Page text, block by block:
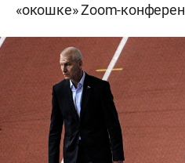
«окошке» Zoom-